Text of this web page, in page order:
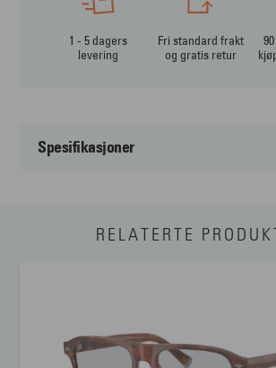
1 - 5 dagers
levering
Fri standard frakt
og gratis retur
Spesifikasjoner
RELATERTE